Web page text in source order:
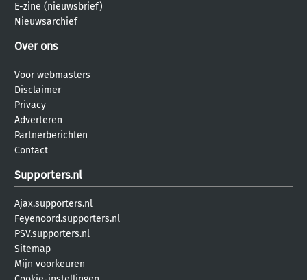
E-zine (nieuwsbrief)
Nieuwsarchief
Over ons
Voor webmasters
Disclaimer
Privacy
Adverteren
Partnerberichten
Contact
Supporters.nl
Ajax.supporters.nl
Feyenoord.supporters.nl
PSV.supporters.nl
Sitemap
Mijn voorkeuren